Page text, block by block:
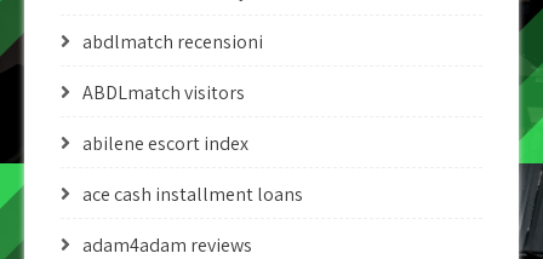
abdlmatch recensioni
ABDLmatch visitors
abilene escort index
ace cash installment loans
adam4adam reviews